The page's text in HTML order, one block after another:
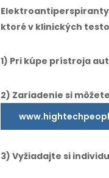
ktoré v klinických
1) Pri kúpe prístroja
2) Zariadenie si
3) Vyžiadajte si